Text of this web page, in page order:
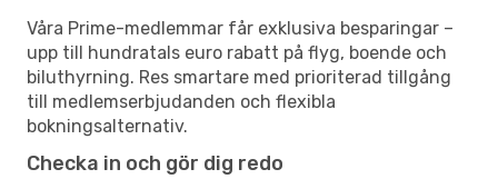
Våra Prime-medlemmar får exklusiva besparingar –
upp till hundratals euro rabatt på flyg, boende och
biluthyrning. Res smartare med prioriterad tillgång
till medlemserbjudanden och flexibla
bokningsalternativ.
Checka in och gör dig redo